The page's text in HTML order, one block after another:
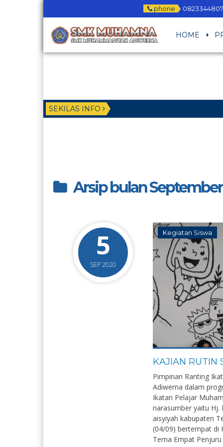
phone
HOME
SEKILAS INFO
Arsip bulan
5
SEP 2020
Kegiatan Siswa
KAJIAN RUTIN
Pimpinan Ranting
Adiwerna dalam
Ikatan Pelajar
narasumber yaitu Hj.
aisyiyah kabupaten
(04/09) bertempat di
Tema Empat